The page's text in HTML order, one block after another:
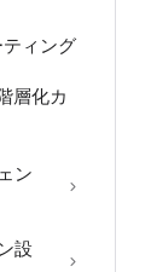
ティング
層化カ
ン
設